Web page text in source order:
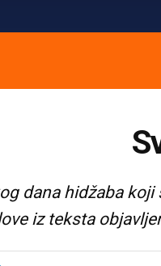
dana hidžaba
iz teksta